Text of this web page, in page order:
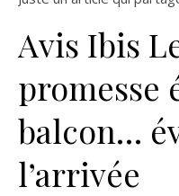
Avis Ibis
promesse
balcon…
l’arrivée